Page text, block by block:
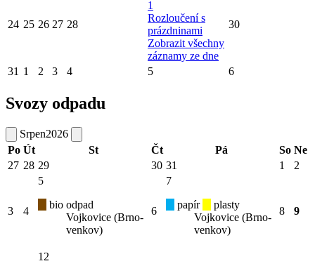
24 25 26 27 28
1
Rozloučení s
prázdninami
Zobrazit všechny
záznamy ze dne
30
31 1 2 3 4 5 6
Svozy odpadu
Srpen2026
Po Út St Čt Pá So Ne
27 28 29 30 31 1 2
3 4
5
bio odpad
Vojkovice (Brno-
venkov)
6
7
papír
plasty
Vojkovice (Brno-
venkov)
8 9
12